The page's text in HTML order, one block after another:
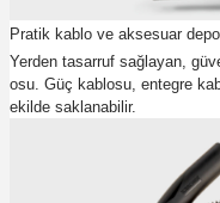
Pratik kablo ve aksesuar
Yerden tasarruf sağlayan,
osu. Güç kablosu, entegre
ekilde saklanabilir.